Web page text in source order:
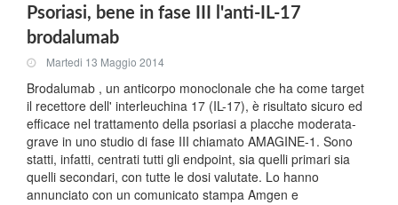
Psoriasi, bene in fase III l'anti-IL-17
brodalumab
Martedi 13 Maggio 2014
Brodalumab , un anticorpo monoclonale che ha come target
il recettore dell' interleuchina 17 (IL-17), è risultato sicuro ed
efficace nel trattamento della psoriasi a placche moderata-
grave in uno studio di fase III chiamato AMAGINE-1. Sono
statti, infatti, centrati tutti gli endpoint, sia quelli primari sia
quelli secondari, con tutte le dosi valutate. Lo hanno
annunciato con un comunicato stampa Amgen e